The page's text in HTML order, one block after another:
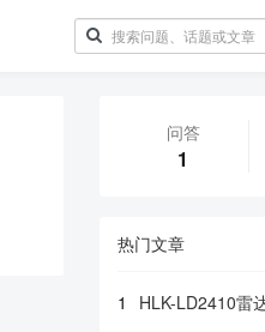
问答
1
热门文章
1
HLK-LD2410雷